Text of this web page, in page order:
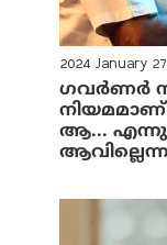
2024 January 27
ഗവർണർ
ആ...